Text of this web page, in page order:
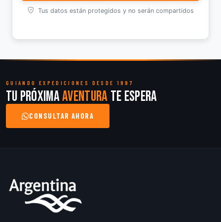
Tus datos están protegidos y no serán compartidos
GUIANDO EXPEDICIONES DESDE 1997
Tu próximaaventura te espera
CONSULTAR AHORA